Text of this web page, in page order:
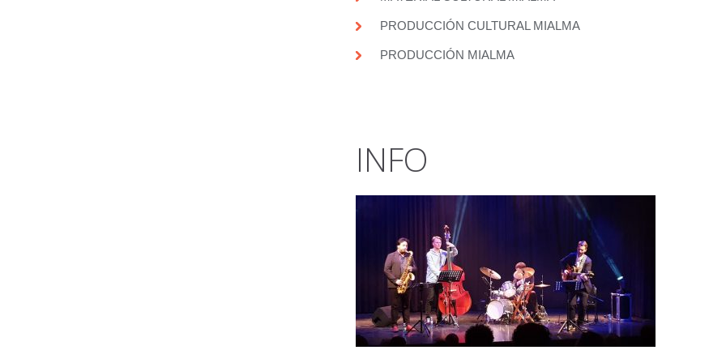
PRODUCCIÓN CULTURAL MIALMA
PRODUCCIÓN MIALMA
INFO